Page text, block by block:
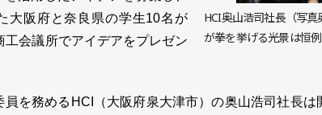
HCI奥山浩司社長（写
が拳を挙げる光景は恒
大阪府と奈良県の学生10名が
工会議所でアイデアをプレゼン
を務めるHCI（大阪府泉大津市）の奥山浩司社長は